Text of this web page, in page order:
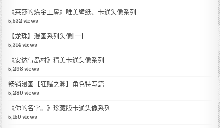
《莱莎的炼金工房》唯美壁纸、卡通头像系列
5,532 views
【龙珠】漫画系列头像[一]
5,314 views
《安达与岛村》精美卡通头像系列
5,298 views
畅销漫画【狂赌之渊】角色特写篇
5,289 views
《你的名字。》珍藏版卡通头像系列
5,159 views